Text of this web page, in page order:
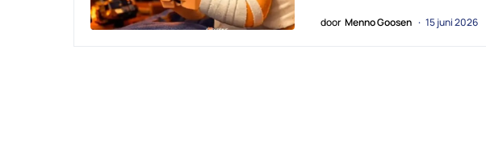
door Menno Goosen 15 juni 2026